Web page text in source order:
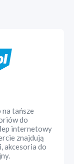
na tańsze
do
internetowy
znajdują
akcesoria do